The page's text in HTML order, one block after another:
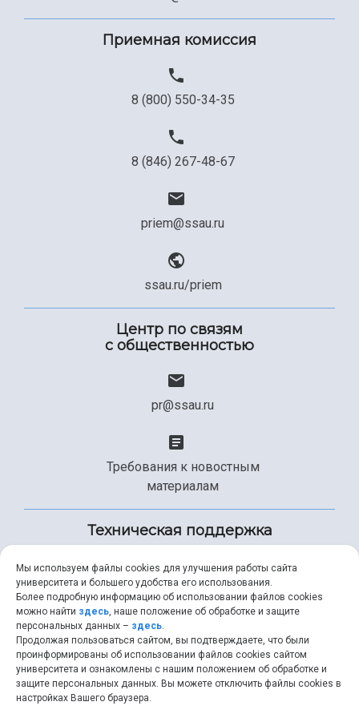
Официальные документы
Приемная комиссия
8 (800) 550-34-35
8 (846) 267-48-67
priem@ssau.ru
ssau.ru/priem
Центр по связям
с общественностью
pr@ssau.ru
Требования к новостным
материалам
Техническая поддержка
+7 (846) 267-49-99
help@ssau.ru
Мы используем файлы cookies для улучшения работы сайта
университета и большего удобства его использования.
Более подробную информацию об использовании файлов cookies
можно найти здесь, наше положение об обработке и защите
персональных данных – здесь.
Продолжая пользоваться сайтом, вы подтверждаете, что были
проинформированы об использовании файлов cookies сайтом
университета и ознакомлены с нашим положением об обработке и
защите персональных данных. Вы можете отключить файлы cookies в
настройках Вашего браузера.